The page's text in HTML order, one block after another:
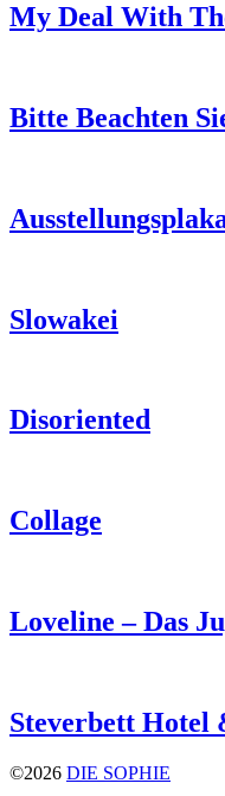
My Deal With
Bitte Beachten
Slowakei
Disoriented
Collage
Loveline – Das
Steverbett Hotel
©2026 DIE SOPHIE